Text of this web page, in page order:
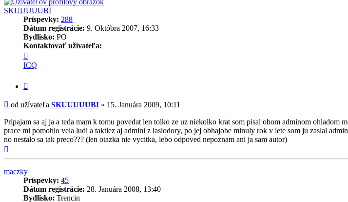
SKUUUUUBI
Príspevky: 288
Dátum registrácie: 9. Októbra 2007, 16:33
Bydlisko: PO
Kontaktovať užívateľa:
informácie
užívateľa
SKUUUUUBI
ICQ
Príspevok
od užívateľa SKUUUUUBI » 15. Januára 2009, 10:11
Pripajam sa aj ja a teda mam k tomu povedat len tolko ze uz niekolko krat som pisal obom adminom
prace mi pomohlo vela ludi a taktiez aj admini z lasiodory, po jej obhajobe minuly rok v lete som ju zaslal
no nestalo sa tak preco??? (len otazka nie vycitka, lebo odpoved nepoznam ani ja sam autor)
maczky
Príspevky: 45
Dátum registrácie: 28. Januára 2008, 13:40
Bydlisko: Trencin